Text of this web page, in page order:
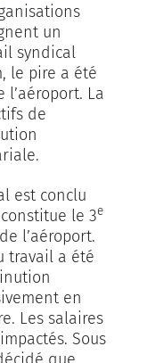
un
syndical
le pire a été
La
de
est conclu
le 3e
l’aéroport.
travail a été
en
Les salaires
Sous